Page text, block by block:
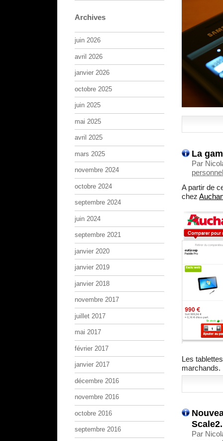
La
Par
A partir de
chez
Les
marchands.
Scale2.
Par
Archives
juin 2026
avril 2026
janvier 2026
octobre 2025
juin 2025
mai 2025
avril 2025
mars 2025
novembre 2024
octobre 2024
septembre 2024
juin 2024
septembre 2021
janvier 2020
janvier 2019
janvier 2018
novembre 2017
juillet 2017
mai 2017
février 2017
janvier 2017
décembre 2016
novembre 2016
octobre 2016
septembre 2016